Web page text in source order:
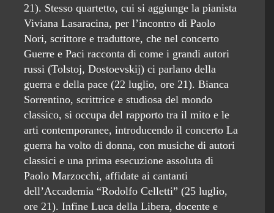
21). Stesso quartetto, cui si aggiunge la pianista
Viviana Lasaracina, per l’incontro di Paolo
Nori, scrittore e traduttore, che nel concerto
Guerre e Paci racconta di come i grandi autori
russi (Tolstoj, Dostoevskij) ci parlano della
guerra e della pace (22 luglio, ore 21). Bianca
Sorrentino, scrittrice e studiosa del mondo
classico, si occupa del rapporto tra il mito e le
arti contemporanee, introducendo il concerto La
guerra ha volto di donna, con musiche di autori
classici e una prima esecuzione assoluta di
Paolo Marzocchi, affidate ai cantanti
dell’Accademia “Rodolfo Celletti” (25 luglio,
ore 21). Infine Luca della Libera, docente e